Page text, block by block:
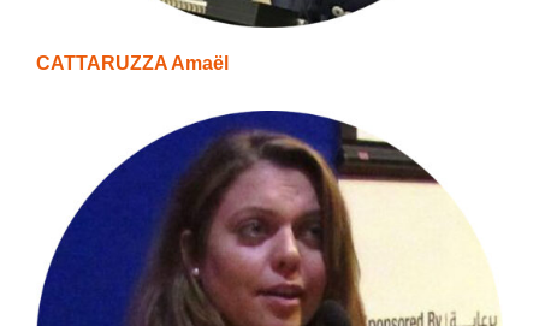
CATTARUZZA Amaël